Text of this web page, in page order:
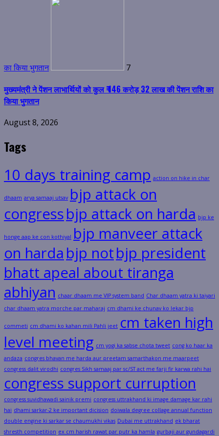
का किया भुगतान 7
मुख्यमंत्री ने पेंशन लाभार्थियों को कुल ₹ 146 करोड़ 32 लाख की पेंशन राशि का
किया भुगतान
August 8, 2026
Tags
10 days training camp action on hike in char
dhaam arya samaaj utsav bjp attack on
congressbjp attack on harda bjp ke
honge aap ke con kothiyal bjp manveer attack
on harda bjp notbjp president
bhatt apeal about tiranga
abhiyan chaar dhaam me VIP system band Char dhaam yatra ki taiyari
char dhaam yatra morche par maharaj cm dhami ke chunav ko lekar bjp
commeti cm dhami ko kahan mili Pahli jeet cm taken high
level meeting cm yogi ka sabse chota tweet cong ko haar ka
andaza congres bhavan me harda aur preetam samarthakon me maarpeet
congress dalit virodhi congres Sikh samaaj par sc/ST act me farji fir karwa rahi hai
congress support curruption
congress suvidhawadi sainik premi congress uttrakhand ki image damage kar rahi
hai dhami sarkar-2 ke important dicision doiwala degree collage annual function
double engine ki sarkar se chaumukhi vikas Dubai me uttrakhand ek bharat
shresth competition ex cm harish rawat par putr ka hamla gurbaji aur gundagardi